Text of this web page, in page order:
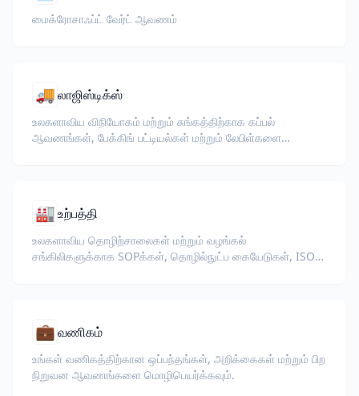
மைக்ரோசாஃப்ட் வேர்ட் ஆவணம்
🚚லாஜிஸ்டிக்ஸ்
உலகளாவிய விநியோகம் மற்றும் சுங்கத்திற்காக கப்பல்
ஆவணங்கள், பேக்கிங் பட்டியல்கள் மற்றும் லேபிள்களை
🏭உற்பத்தி
உலகளாவிய தொழிற்சாலைகள் மற்றும் வழங்கல்
சங்கிலிகளுக்காக SOPக்கள், தொழில்நுட்ப கையேடுகள், ISO
💼வணிகம்
உங்கள் வணிகத்திற்கான ஒப்பந்தங்கள், அறிக்கைகள் மற்றும் பிற
நிறுவன ஆவணங்களை மொழிபெயர்க்கவும்.